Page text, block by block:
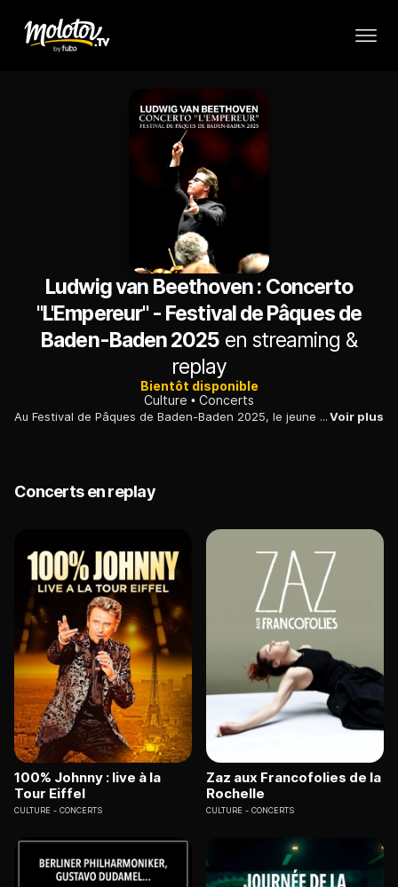
Ludwig van Beethoven : Concerto
"L'Empereur" - Festival de Pâques de
Baden-Baden 2025 en streaming &
replay
Bientôt disponible
Culture
Concerts
Au Festival de Pâques de Baden-Baden 2025, le jeune Sud-Coréen Seong-Jin Cho interprète le "Concerto pour piano n°5" (dit "L'Empereur") de Beethoven, au côté de l'Orchestre philharmonique de Berlin, dirigé par Jakub Hrusa. Vainqueur du concours Chopin en 2015, le soliste est artiste en résidence auprès de la phalange allemande depuis le début de la saison.Voir plus
Concerts en replay
100% Johnny : live à la
Tour Eiffel
CULTURE CONCERTS
Zaz aux Francofolies de la
Rochelle
CULTURE CONCERTS